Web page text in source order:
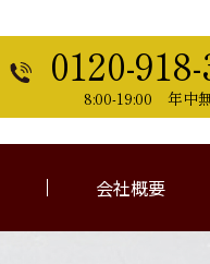
0120-
8:00-19:00 年中
会社概要